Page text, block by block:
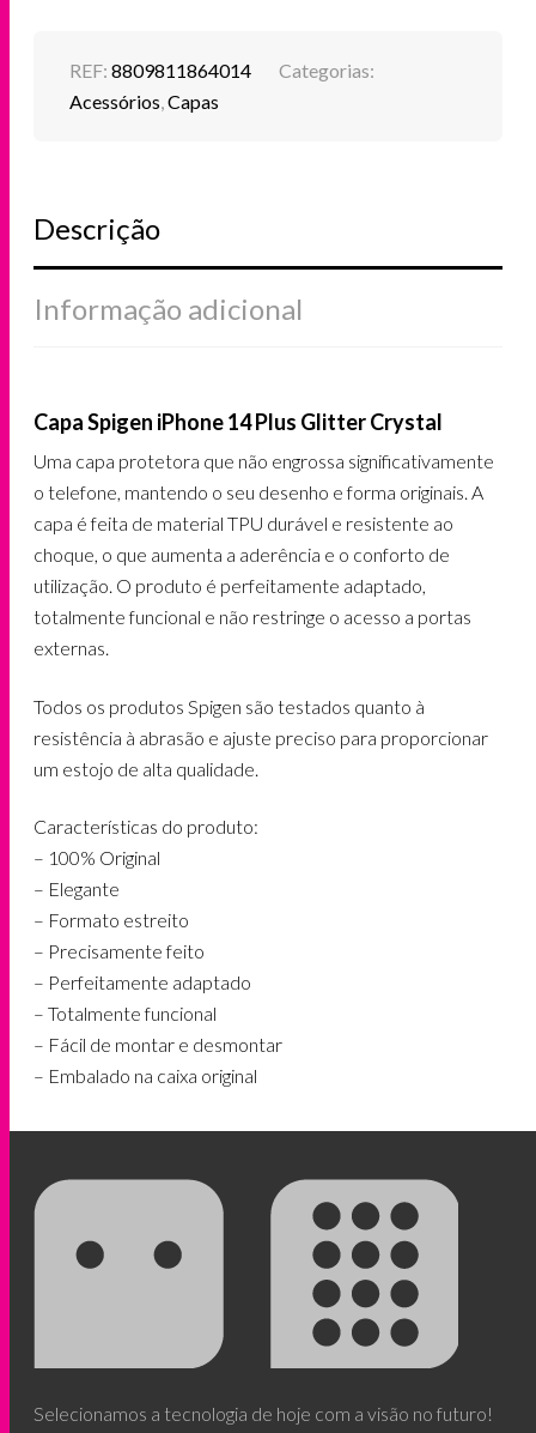
REF:8809811864014
Categorias:
Acessórios,Capas
Descrição
Informação adicional
Capa Spigen iPhone 14 Plus Glitter Crystal
Uma capa protetora que não engrossa significativamente
o telefone, mantendo o seu desenho e forma originais. A
capa é feita de material TPU durável e resistente ao
choque, o que aumenta a aderência e o conforto de
utilização. O produto é perfeitamente adaptado,
totalmente funcional e não restringe o acesso a portas
externas.
Todos os produtos Spigen são testados quanto à
resistência à abrasão e ajuste preciso para proporcionar
um estojo de alta qualidade.
Características do produto:
– 100% Original
– Elegante
– Formato estreito
– Precisamente feito
– Perfeitamente adaptado
– Totalmente funcional
– Fácil de montar e desmontar
– Embalado na caixa original
Selecionamos a tecnologia de hoje com a visão no futuro!